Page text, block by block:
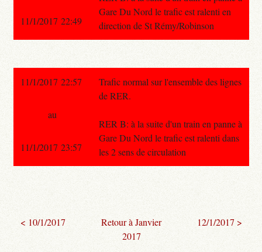
Gare Du Nord le trafic est ralenti en
direction de St Rémy/Robinson
11/1/2017 22:49
11/1/2017 22:57
Trafic normal sur l'ensemble des lignes
de RER.
RER B: à la suite d'un train en panne à
Gare Du Nord le trafic est ralenti dans
les 2 sens de circulation
au
11/1/2017 23:57
< 10/1/2017
Retour à Janvier
2017
12/1/2017 >